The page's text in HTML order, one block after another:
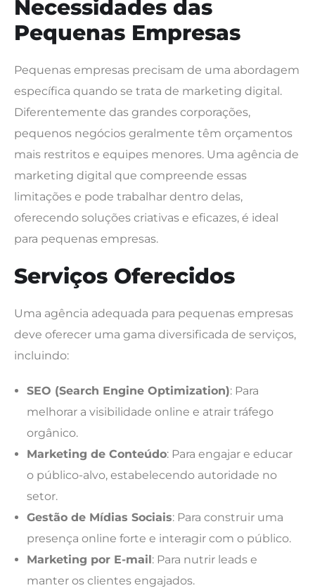
Necessidades das
Pequenas Empresas
Pequenas empresas precisam de uma abordagem
específica quando se trata de marketing digital.
Diferentemente das grandes corporações,
pequenos negócios geralmente têm orçamentos
mais restritos e equipes menores. Uma agência de
marketing digital que compreende essas
limitações e pode trabalhar dentro delas,
oferecendo soluções criativas e eficazes, é ideal
para pequenas empresas.
Serviços Oferecidos
Uma agência adequada para pequenas empresas
deve oferecer uma gama diversificada de serviços,
incluindo:
SEO (Search Engine Optimization): Para
melhorar a visibilidade online e atrair tráfego
orgânico.
Marketing de Conteúdo: Para engajar e educar
o público-alvo, estabelecendo autoridade no
setor.
Gestão de Mídias Sociais: Para construir uma
presença online forte e interagir com o público.
Marketing por E-mail: Para nutrir leads e
manter os clientes engajados.